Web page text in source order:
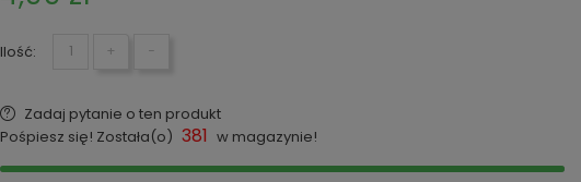
Ilość: + −
Zadaj pytanie o ten produkt
Pośpiesz się! Została(o) 381 w magazynie!